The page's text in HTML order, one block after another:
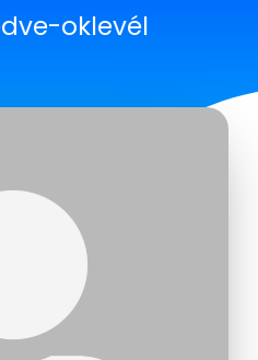
oklevél